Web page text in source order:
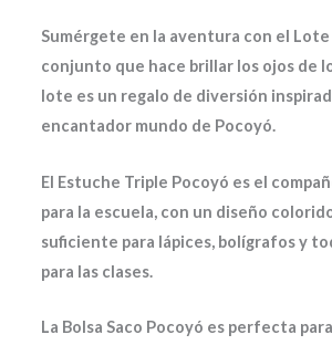
Sumérgete en la aventura con el Lote
conjunto que hace brillar los ojos de
lote es un regalo de diversión
encantador mundo de Pocoyó.
El Estuche Triple Pocoyó es el
para la escuela, con un diseño
suficiente para lápices, bolígrafos y
para las clases.
La Bolsa Saco Pocoyó es perfecta